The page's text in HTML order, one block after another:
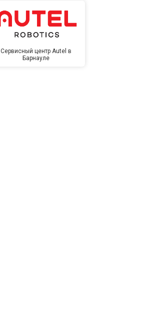
Сервисный центр Autel в
Барнауле